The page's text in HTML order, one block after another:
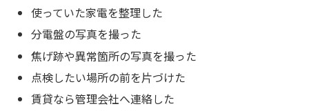
使っていた家電を整理した
分電盤の写真を撮った
焦げ跡や異常箇所の写真を撮った
点検したい場所の前を片づけた
賃貸なら管理会社へ連絡した